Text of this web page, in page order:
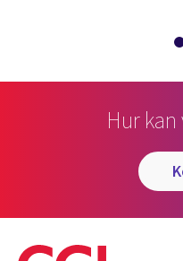
Hur